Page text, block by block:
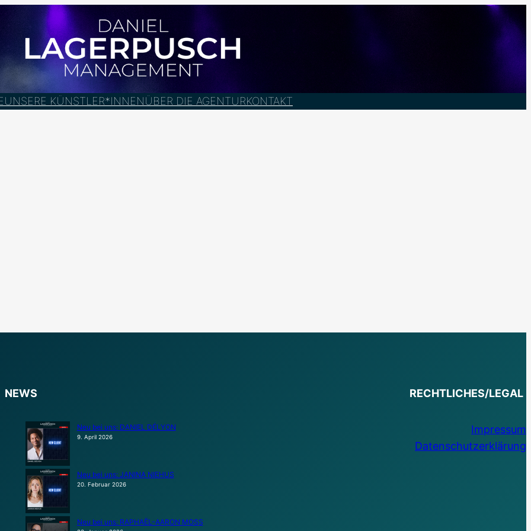
UNSERE KÜNSTLER*INNENÜBER DIE AGENTURKONTAKT
NEWS
Neu bei uns: DANIEL DÉLYON
9. April 2026
Neu bei uns: JANINA NIEHUS
20. Februar 2026
Neu bei uns: RAPHAËL-AARON MOSS
RECHTLICHES/LEGAL
Impressum
Datenschutzerklärung